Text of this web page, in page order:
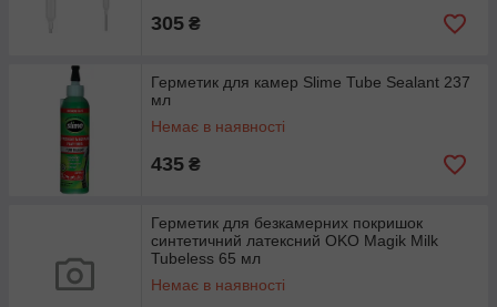
305 ₴
Герметик для камер Slime Tube Sealant 237
мл
Немає в наявності
435 ₴
Герметик для безкамерних покришок
синтетичний латексний OKO Magik Milk
Tubeless 65 мл
Немає в наявності